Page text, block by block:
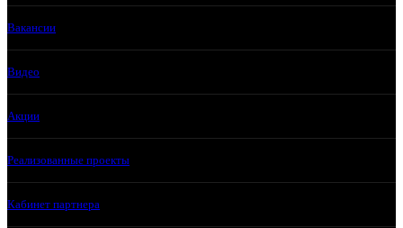
Вакансии
Видео
Акции
Реализованные проекты
Кабинет партнера